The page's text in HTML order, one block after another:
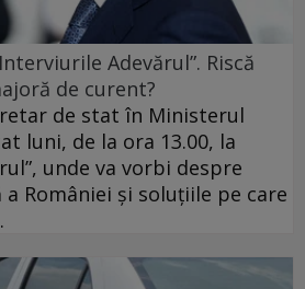
Adevărul”. Riscă
de curent?
de stat în Ministerul
luni, de la ora 13.00, la
unde va vorbi despre
României și soluțiile pe care